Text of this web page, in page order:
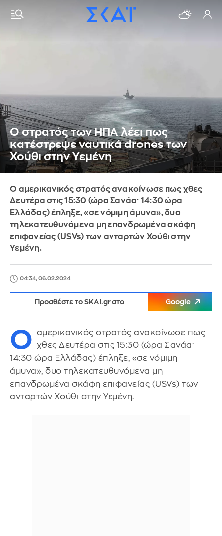
Ο στρατός των ΗΠΑ λέει πως
κατέστρεψε ναυτικά drones των
Χούθι στην Υεμένη
Ο αμερικανικός στρατός ανακοίνωσε πως χθες
Δευτέρα στις 15:30 (ώρα Σανάα· 14:30 ώρα
Ελλάδας) έπληξε, «σε νόμιμη άμυνα», δυο
τηλεκατευθυνόμενα μη επανδρωμένα σκάφη
επιφανείας (USVs) των ανταρτών Χούθι στην
Υεμένη.
04:34, 06.02.2024
Προσθέστε το SKAI.gr στο Google
Ο αμερικανικός στρατός ανακοίνωσε πως
χθες Δευτέρα στις 15:30 (ώρα Σανάα·
14:30 ώρα Ελλάδας) έπληξε, «σε νόμιμη
άμυνα», δυο τηλεκατευθυνόμενα μη
επανδρωμένα σκάφη επιφανείας (USVs) των
ανταρτών Χούθι στην Υεμένη.